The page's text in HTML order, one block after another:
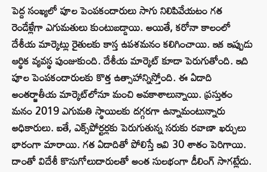
పెద్ద సంఖ్యలో పూల పెంపకందారులు సాగు నిలిపివేయటం గత
రెండేళ్లేగా ఎగుమతులు కుంటుబడ్డాయి. అయితే, కరోనా కాలంలో
దేశీయ మార్కెట్లు రైతులకు కాస్త ఉపశమనం కలిగించాయి. ఇక ఇప్పుడు
ఆర్థిక వ్యవస్థ పుంజుకుంది. దేశీయ మార్కెట్ కూడా పెరుగుతోంది. ఇది
పూల పెంపకందారులకు కొత్త ఉత్సాహాన్నిస్తోంది. ఈ ఏడాది
అంతర్జాతీయ మార్కెట్‌లోనూ మంచి అవకాశాలున్నాయి. ప్రస్తుతం
మనం 2019 ఎగుమతి స్థాయిలకు దగ్గరగా ఉన్నామంటున్నారు
అధికారులు. ఐతే, ఎక్స్‌పోర్టర్లకు పెరుగుతున్న సరుకు రవాణా ఖర్చులు
భారంగా మారాయి. గత ఏడాదితో పోలిస్తే ఇవి 30 శాతం పెరిగాయి.
దాంతో విదేశీ కొనుగోలుదారులతో అంత సులభంగా డీలింగ్‌ సాగట్లేదు.